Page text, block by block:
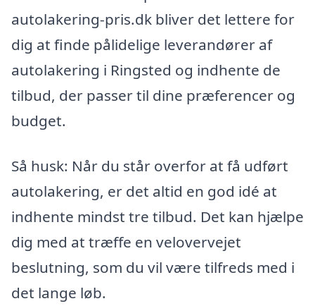
autolakering-pris.dk bliver det lettere for
dig at finde pålidelige leverandører af
autolakering i Ringsted og indhente de
tilbud, der passer til dine præferencer og
budget.
Så husk: Når du står overfor at få udført
autolakering, er det altid en god idé at
indhente mindst tre tilbud. Det kan hjælpe
dig med at træffe en velovervejet
beslutning, som du vil være tilfreds med i
det lange løb.